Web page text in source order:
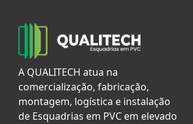
A QUALITECH atua na
comercialização, fabricação,
montagem, logística e instalação
de Esquadrias em PVC em elevado